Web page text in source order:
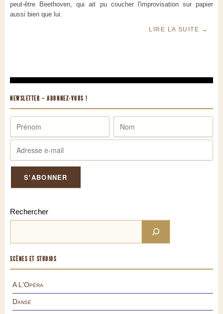
peut-être Beethoven, qui ait pu coucher l'improvisation sur papier
aussi bien que lui.
LIRE LA SUITE →
NEWSLETTER – ABONNEZ-VOUS !
Rechercher
SCÈNES ET STUDIOS
A L'Opéra
Danse